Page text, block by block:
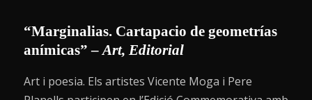
“Marginalias. Cartapacio de geometrías
anímicas” –Art, Editorial
Art i poesia. Els artistes Vicente Moga i Pere